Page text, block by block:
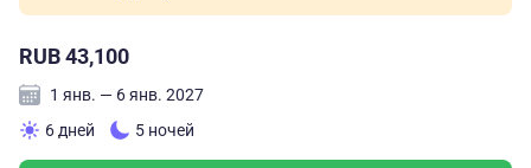
RUB 43,100
1 янв. — 6 янв. 2027
6 дней
5 ночей